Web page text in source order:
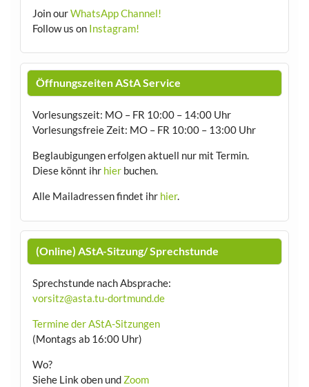
Join ourWhatsApp Channel!
Follow us on Instagram!
Öffnungszeiten AStA Service
Vorlesungszeit: MO – FR 10:00 – 14:00 Uhr
Vorlesungsfreie Zeit: MO – FR 10:00 – 13:00 Uhr
Beglaubigungen erfolgen aktuell nur mit Termin.
Diese könnt ihr hierbuchen.
Alle Mailadressen findet ihr hier.
(Online) AStA-Sitzung/ Sprechstunde
Sprechstunde nach Absprache:
vorsitz@asta.tu-dortmund.de
Termine der AStA-Sitzungen
(Montags ab 16:00 Uhr)
Wo?
Siehe Link oben und Zoom